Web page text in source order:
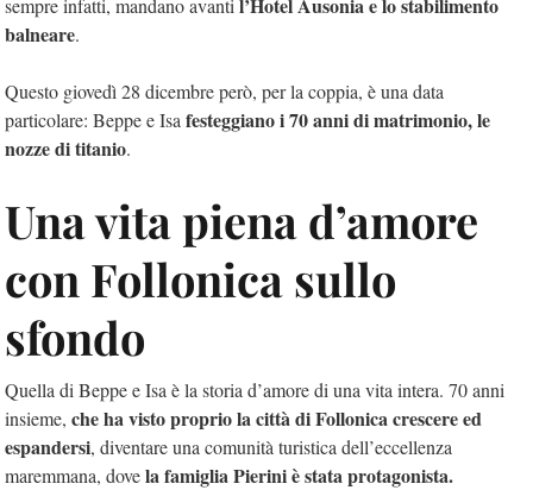
balneare.
Questo giovedì 28 dicembre però, per la coppia, è una data
particolare: Beppe e Isa festeggiano i 70 anni di matrimonio, le
nozze di titanio.
Una vita piena d’amore
con Follonica sullo
sfondo
Quella di Beppe e Isa è la storia d’amore di una vita intera. 70 anni
insieme, che ha visto proprio la città di Follonica crescere ed
espandersi, diventare una comunità turistica dell’eccellenza
maremmana, dovela famiglia Pierini è stata protagonista.